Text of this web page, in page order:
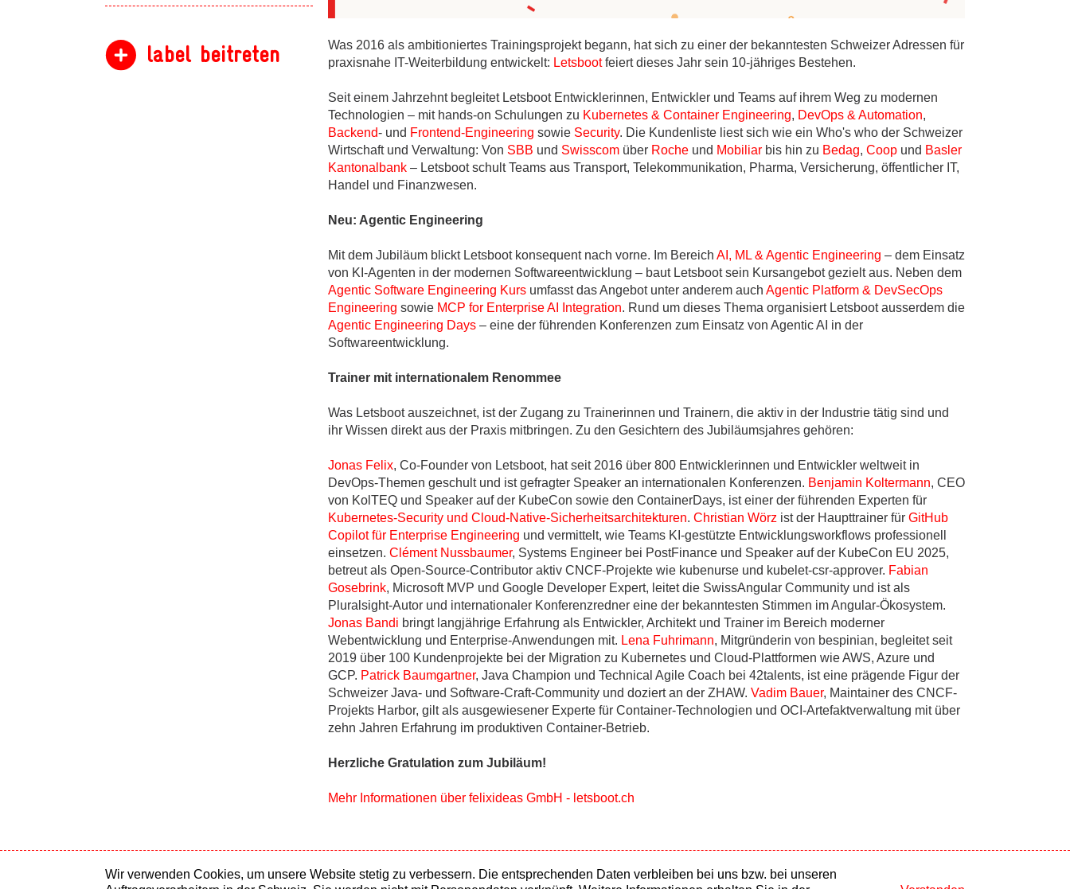
label beitreten
Was 2016 als ambitioniertes Trainingsprojekt begann, hat sich zu einer der bekanntesten Schweizer Adressen für
praxisnahe IT-Weiterbildung entwickelt: Letsbootfeiert dieses Jahr sein 10-jähriges Bestehen.
Seit einem Jahrzehnt begleitet Letsboot Entwicklerinnen, Entwickler und Teams auf ihrem Weg zu modernen
Technologien – mit hands-on Schulungen zu Kubernetes & Container Engineering, DevOps & Automation,
Backend- und Frontend-Engineering sowie Security. Die Kundenliste liest sich wie ein Who's who der Schweizer
Wirtschaft und Verwaltung: Von SBB und Swisscom über Roche und Mobiliar bis hin zu Bedag, Coop und Basler
Kantonalbank – Letsboot schult Teams aus Transport, Telekommunikation, Pharma, Versicherung, öffentlicher IT,
Handel und Finanzwesen.
Neu: Agentic Engineering
Mit dem Jubiläum blickt Letsboot konsequent nach vorne. Im Bereich AI, ML & Agentic Engineering – dem Einsatz
von KI-Agenten in der modernen Softwareentwicklung – baut Letsboot sein Kursangebot gezielt aus. Neben dem
Agentic Software Engineering Kurs umfasst das Angebot unter anderem auch Agentic Platform & DevSecOps
Engineering sowie MCP for Enterprise AI Integration. Rund um dieses Thema organisiert Letsboot ausserdem die
Agentic Engineering Days – eine der führenden Konferenzen zum Einsatz von Agentic AI in der
Softwareentwicklung.
Trainer mit internationalem Renommee
Was Letsboot auszeichnet, ist der Zugang zu Trainerinnen und Trainern, die aktiv in der Industrie tätig sind und
ihr Wissen direkt aus der Praxis mitbringen. Zu den Gesichtern des Jubiläumsjahres gehören:
Jonas Felix, Co-Founder von Letsboot, hat seit 2016 über 800 Entwicklerinnen und Entwickler weltweit in
DevOps-Themen geschult und ist gefragter Speaker an internationalen Konferenzen. Benjamin Koltermann, CEO
von KolTEQ und Speaker auf der KubeCon sowie den ContainerDays, ist einer der führenden Experten für
Kubernetes-Security und Cloud-Native-Sicherheitsarchitekturen. Christian Wörz ist der Haupttrainer für GitHub
Copilot für Enterprise Engineering und vermittelt, wie Teams KI-gestützte Entwicklungsworkflows professionell
einsetzen. Clément Nussbaumer, Systems Engineer bei PostFinance und Speaker auf der KubeCon EU 2025,
betreut als Open-Source-Contributor aktiv CNCF-Projekte wie kubenurse und kubelet-csr-approver. Fabian
Gosebrink, Microsoft MVP und Google Developer Expert, leitet die SwissAngular Community und ist als
Pluralsight-Autor und internationaler Konferenzredner eine der bekanntesten Stimmen im Angular-Ökosystem.
Jonas Bandi bringt langjährige Erfahrung als Entwickler, Architekt und Trainer im Bereich moderner
Webentwicklung und Enterprise-Anwendungen mit. Lena Fuhrimann, Mitgründerin von bespinian, begleitet seit
2019 über 100 Kundenprojekte bei der Migration zu Kubernetes und Cloud-Plattformen wie AWS, Azure und
GCP. Patrick Baumgartner, Java Champion und Technical Agile Coach bei 42talents, ist eine prägende Figur der
Schweizer Java- und Software-Craft-Community und doziert an der ZHAW. Vadim Bauer, Maintainer des CNCF-
Projekts Harbor, gilt als ausgewiesener Experte für Container-Technologien und OCI-Artefaktverwaltung mit über
zehn Jahren Erfahrung im produktiven Container-Betrieb.
Herzliche Gratulation zum Jubiläum!
Mehr Informationen über felixideas GmbH - letsboot.ch
Medien Partner
Wir verwenden Cookies, um unsere Website stetig zu verbessern. Die entsprechenden Daten verbleiben bei uns bzw. bei unseren